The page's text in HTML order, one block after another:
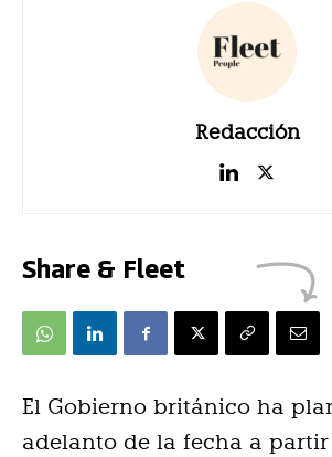
Redacción
Share & Fleet
El Gobierno británico ha
adelanto de la fecha a